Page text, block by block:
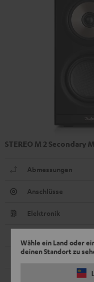
Wähle ein Land oder
deinen Standort zu
STEREO M 2 Secondary
Abmessungen
Anschlüsse
Elektronik
Kabel